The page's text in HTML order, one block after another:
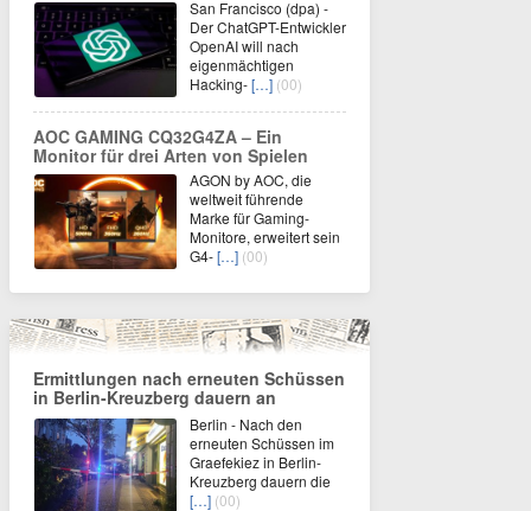
San Francisco (dpa) -
Der ChatGPT-Entwickler
OpenAI will nach
eigenmächtigen
Hacking-[…] (00)
AOC GAMING CQ32G4ZA – Ein
Monitor für drei Arten von Spielen
AGON by AOC, die
weltweit führende
Marke für Gaming-
Monitore, erweitert sein
G4-[…] (00)
Ermittlungen nach erneuten Schüssen
in Berlin-Kreuzberg dauern an
Berlin - Nach den
erneuten Schüssen im
Graefekiez in Berlin-
Kreuzberg dauern die
[…] (00)